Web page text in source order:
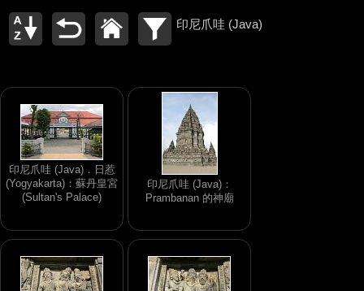
印尼爪哇 (Java)
印尼爪哇 (Java)．日惹
(Yogyakarta)：蘇丹皇宮
(Sultan's Palace)
印尼爪哇 (Java)：
Prambanan 的神廟